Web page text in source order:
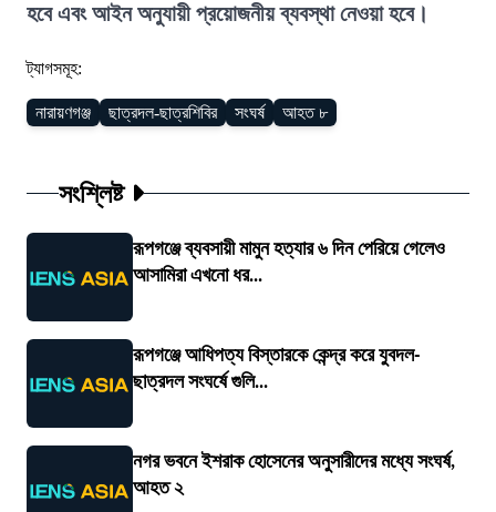
হবে এবং আইন অনুযায়ী প্রয়োজনীয় ব্যবস্থা নেওয়া হবে।
ট্যাগসমূহ:
নারায়ণগঞ্জ ছাত্রদল-ছাত্রশিবির সংঘর্ষ আহত ৮
সংশ্লিষ্ট
রূপগঞ্জে ব্যবসায়ী মামুন হত্যার ৬ দিন পেরিয়ে গেলেও
আসামিরা এখনো ধর...
রূপগঞ্জে আধিপত্য বিস্তারকে কেন্দ্র করে যুবদল-
ছাত্রদল সংঘর্ষে গুলি...
নগর ভবনে ইশরাক হোসেনের অনুসারীদের মধ্যে সংঘর্ষ,
আহত ২